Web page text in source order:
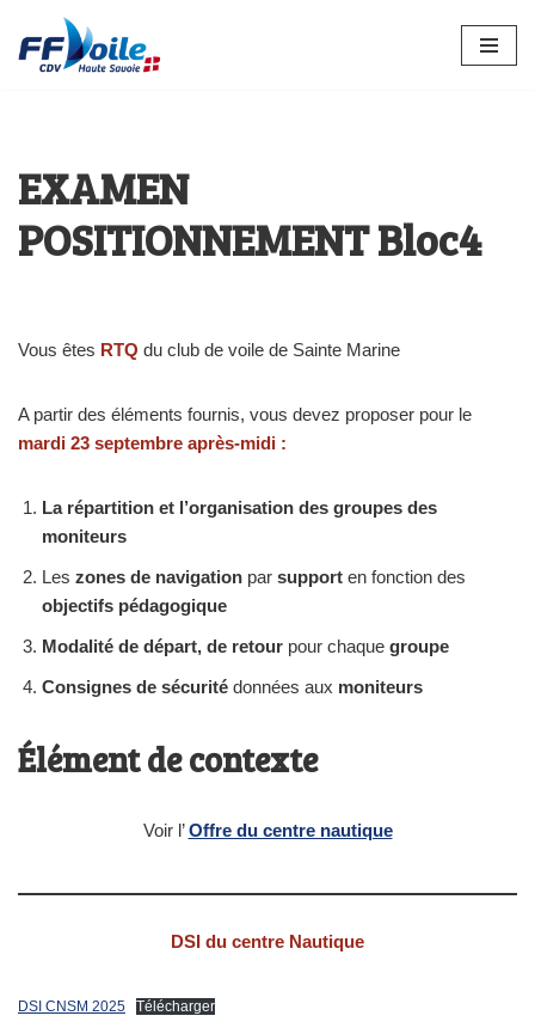
Aller
EXAMEN
POSITIONNEMENT Bloc4
Vous êtes RTQ du club de voile de Sainte Marine
A partir des éléments fournis, vous devez proposer pour le
mardi 23 septembre après-midi :
La répartition et l’organisation des groupes des
moniteurs
Les zones de navigation par support en fonction des
objectifs pédagogique
Modalité de départ, de retour pour chaque groupe
Consignes de sécurité données aux moniteurs
Élément de contexte
Voir l’Offre du centre nautique
DSI du centre Nautique
DSI CNSM 2025 Télécharger